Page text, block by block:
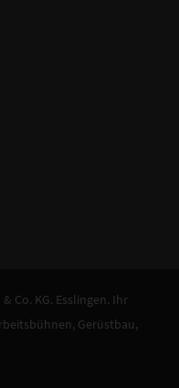
Co. KG. Esslingen. Ihr
Gerüstbau,